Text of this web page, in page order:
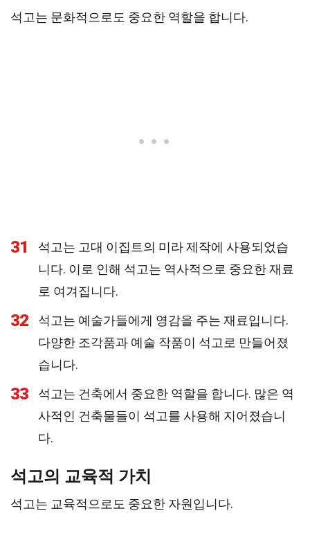
석고는 문화적으로도 중요한 역할을 합니다.
31
석고는 고대 이집트의 미라 제작에 사용되었습
니다. 이로 인해 석고는 역사적으로 중요한 재료
로 여겨집니다.
32
석고는 예술가들에게 영감을 주는 재료입니다.
다양한 조각품과 예술 작품이 석고로 만들어졌
습니다.
33
석고는 건축에서 중요한 역할을 합니다. 많은 역
사적인 건축물들이 석고를 사용해 지어졌습니
다.
석고의 교육적 가치
석고는 교육적으로도 중요한 자원입니다.